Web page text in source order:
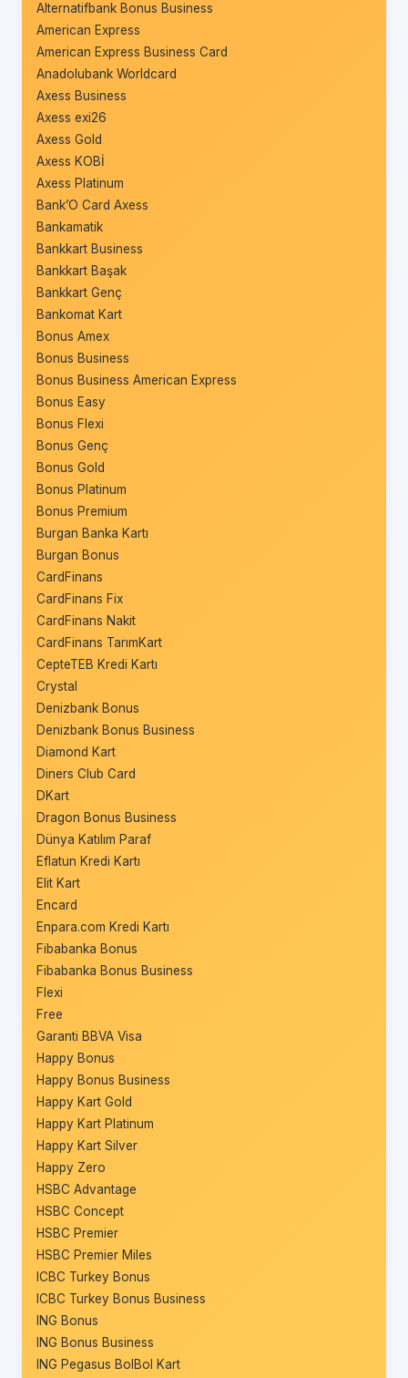
Alternatifbank Bonus Business
American Express
American Express Business Card
Anadolubank Worldcard
Axess Business
Axess exi26
Axess Gold
Axess KOBİ
Axess Platinum
Bank’O Card Axess
Bankamatik
Bankkart Business
Bankkart Başak
Bankkart Genç
Bankomat Kart
Bonus Amex
Bonus Business
Bonus Business American Express
Bonus Easy
Bonus Flexi
Bonus Genç
Bonus Gold
Bonus Platinum
Bonus Premium
Burgan Banka Kartı
Burgan Bonus
CardFinans
CardFinans Fix
CardFinans Nakit
CardFinans TarımKart
CepteTEB Kredi Kartı
Crystal
Denizbank Bonus
Denizbank Bonus Business
Diamond Kart
Diners Club Card
DKart
Dragon Bonus Business
Dünya Katılım Paraf
Eflatun Kredi Kartı
Elit Kart
Encard
Enpara.com Kredi Kartı
Fibabanka Bonus
Fibabanka Bonus Business
Flexi
Free
Garanti BBVA Visa
Happy Bonus
Happy Bonus Business
Happy Kart Gold
Happy Kart Platinum
Happy Kart Silver
Happy Zero
HSBC Advantage
HSBC Concept
HSBC Premier
HSBC Premier Miles
ICBC Turkey Bonus
ICBC Turkey Bonus Business
ING Bonus
ING Bonus Business
ING Pegasus BolBol Kart